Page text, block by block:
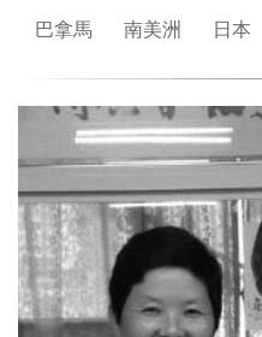
巴拿馬
南美洲 日本